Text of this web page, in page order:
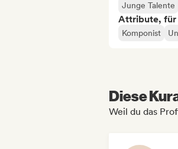
Junge Talente
Attribute, für
Komponist
Diese
Weil du das